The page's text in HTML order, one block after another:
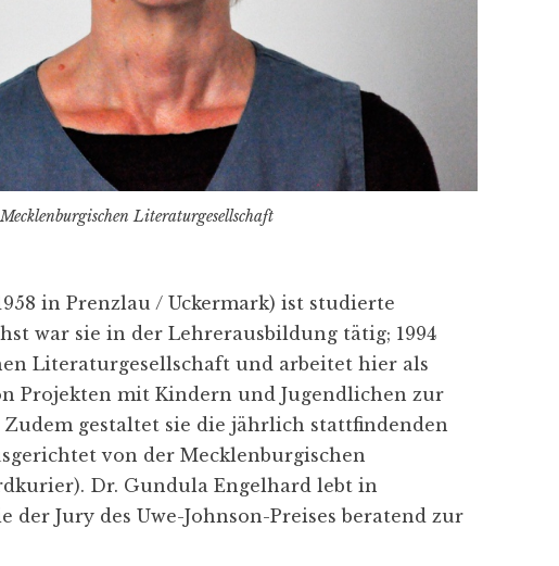
Literaturgesellschaft
in Prenzlau / Uckermark) ist studierte
war sie in der Lehrerausbildung tätig; 1994
Literaturgesellschaft und arbeitet hier als
Projekten mit Kindern und Jugendlichen zur
gestaltet sie die jährlich stattfindenden
von der Mecklenburgischen
Dr. Gundula Engelhard lebt in
der Jury des Uwe-Johnson-Preises beratend zur